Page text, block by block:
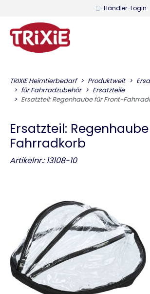
Händler-Login
TRIXIE Heimtierbedarf Produktwelt
für Fahrradzubehör
Ersatzteile
Ersatzteil: Regenhaube für Front-
Ersatzteil:
Fahrradkorb
Artikelnr.: 13108-10